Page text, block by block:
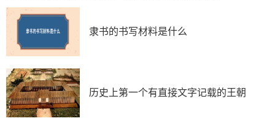
隶书的书写材料是什么
历史上第一个有直接文字记载的王朝